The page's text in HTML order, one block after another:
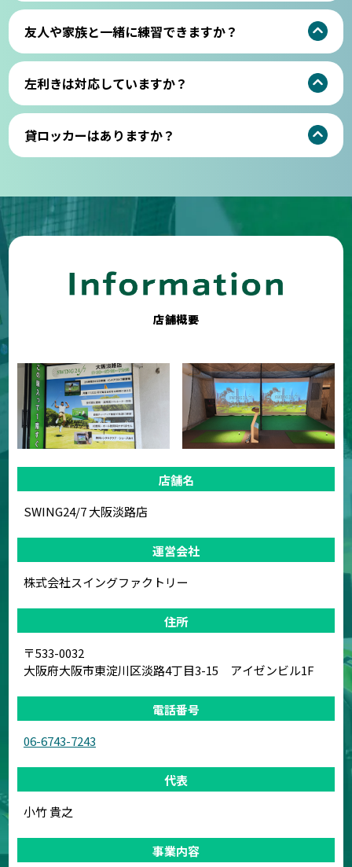
友人や家族と一緒に練習できますか？
左利きは対応していますか？
貸ロッカーはありますか？
店舗概要
店舗名
SWING24/7 大阪淡路店
運営会社
株式会社スイングファクトリー
住所
〒533-0032
大阪府大阪市東淀川区淡路4丁目3-15 アイゼンビル1F
電話番号
06-6743-7243
代表
小竹 貴之
事業内容